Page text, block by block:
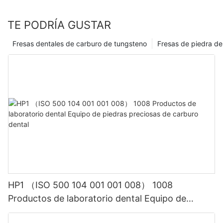
dorado brillan como una de las mejores opciones para
TE PODRÍA GUSTAR
Fresas de piedra
Fresas dentales de carburo de tungsteno
HP1 （ISO 500 104 001 001 008） 1008
Productos de laboratorio dental Equipo de
piedras preciosas de carburo dental